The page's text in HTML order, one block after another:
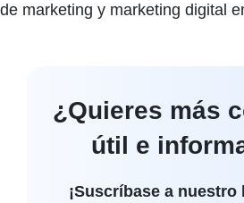
de marketing y marketing digital
¿Quieres más
útil e
¡Suscríbase a nuestro